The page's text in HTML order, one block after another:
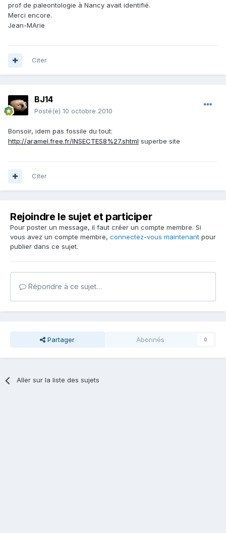
prof de paleontologie à Nancy avait identifié.
Merci encore.
Jean-MArie
Citer
BJ14
Posté(e) 10 octobre 2010
Bonsoir, idem pas fossile du tout:
http://aramel.free.fr/INSECTES8%27.shtml superbe site
Citer
Rejoindre le sujet et participer
Pour poster un message, il faut créer un compte membre. Si
vous avez un compte membre, connectez-vous maintenant pour
publier dans ce sujet.
Répondre à ce sujet…
Partager Abonnés 0
Aller sur la liste des sujets